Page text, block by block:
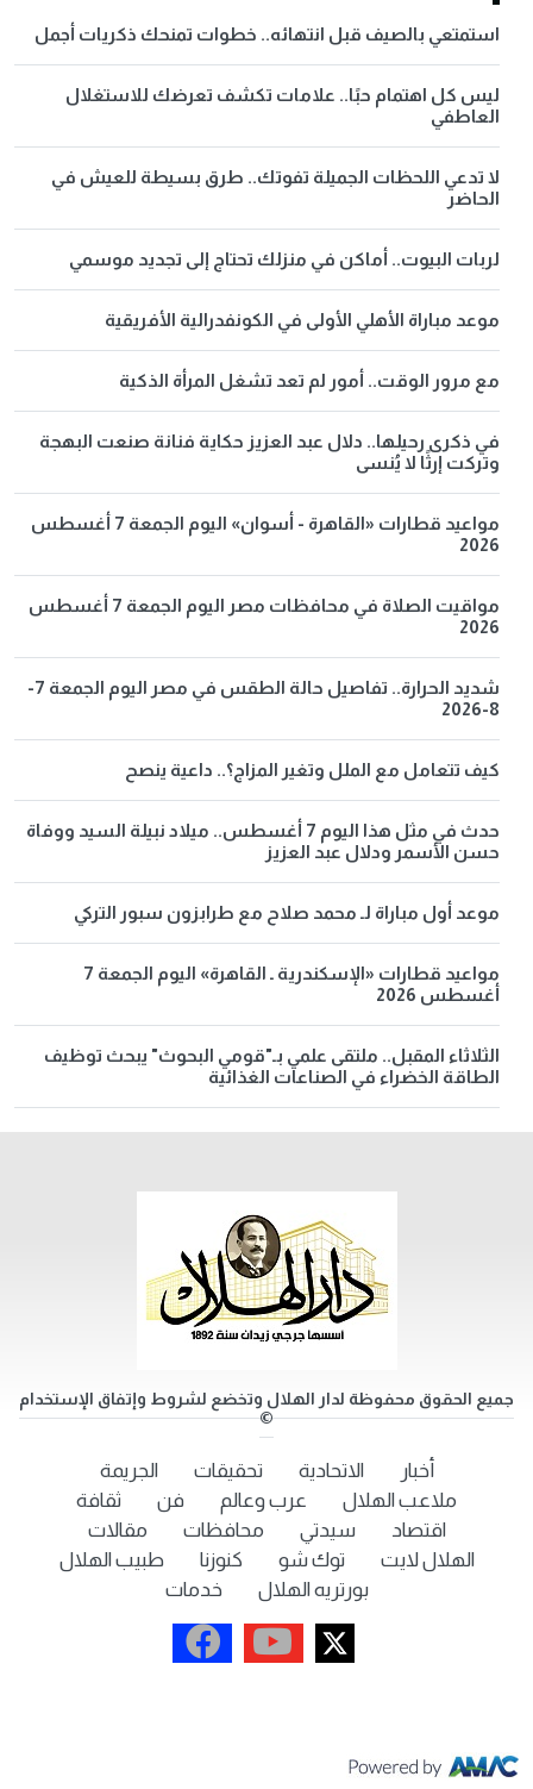
استمتعي بالصيف قبل انتهائه.. خطوات تمنحك ذكريات أجمل
ليس كل اهتمام حبًا.. علامات تكشف تعرضك للاستغلال
العاطفي
لا تدعي اللحظات الجميلة تفوتك.. طرق بسيطة للعيش في
الحاضر
لربات البيوت.. أماكن في منزلك تحتاج إلى تجديد موسمي
موعد مباراة الأهلي الأولى في الكونفدرالية الأفريقية
مع مرور الوقت.. أمور لم تعد تشغل المرأة الذكية
في ذكرى رحيلها.. دلال عبد العزيز حكاية فنانة صنعت البهجة
وتركت إرثًا لا يُنسى
مواعيد قطارات «القاهرة - أسوان» اليوم الجمعة 7 أغسطس
2026
مواقيت الصلاة في محافظات مصر اليوم الجمعة 7 أغسطس
2026
شديد الحرارة.. تفاصيل حالة الطقس في مصر اليوم الجمعة 7-
8-2026
كيف تتعامل مع الملل وتغير المزاج؟.. داعية ينصح
حدث في مثل هذا اليوم 7 أغسطس.. ميلاد نبيلة السيد ووفاة
حسن الأسمر ودلال عبد العزيز
موعد أول مباراة لـ محمد صلاح مع طرابزون سبور التركي
مواعيد قطارات «الإسكندرية ـ القاهرة» اليوم الجمعة 7
أغسطس 2026
الثلاثاء المقبل.. ملتقى علمي بـ"قومي البحوث" يبحث توظيف
الطاقة الخضراء في الصناعات الغذائية
جميع الحقوق محفوظة لدار الهلال وتخضع لشروط وإتفاق الإستخدام
©
أخبار الاتحادية تحقيقات
الجريمة
ملاعب الهلال
عرب وعالم فن
ثقافة
اقتصاد
سيدتي محافظات
مقالات
الهلال لايت
توك شو كنوزنا
طبيب الهلال
بورتريه الهلال
خدمات